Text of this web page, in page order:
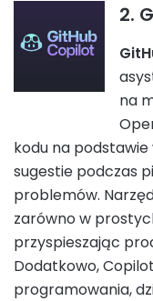
2.
na
kodu na
sugestie podczas
problemów.
zarówno w
przyspieszając
Dodatkowo,
programowania,